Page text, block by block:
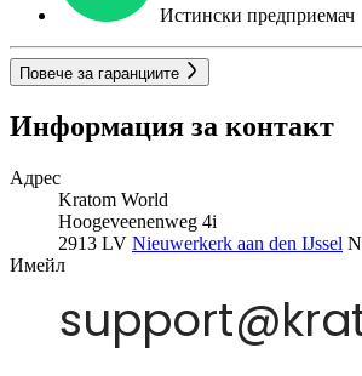
Истински предприемач
Повече за гаранциите
Информация за контакт
Адрес
Kratom World
Hoogeveenenweg 4i
2913 LV Nieuwerkerk aan den IJssel
Имейл